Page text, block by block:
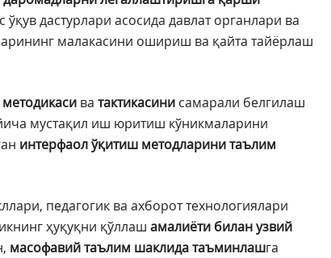
ўқув дастурлари асосида давлат органлари ва
малакасини ошириш ва қайта тайёрлаш
ва тактикасини самарали белгилаш
мустақил иш юритиш кўникмаларини
интерфаол ўқитиш методларини таълим
педагогик ва ахборот технологиялари
ҳуқуқни қўллаш амалиёти билан узвий
масофавий таълим шаклида таъминлашга